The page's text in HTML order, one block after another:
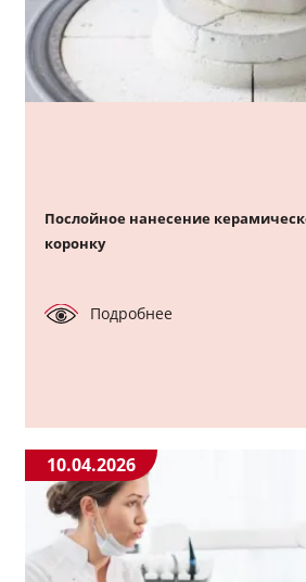
Послойное нанесение
коронку
Подробнее
10.04.2026